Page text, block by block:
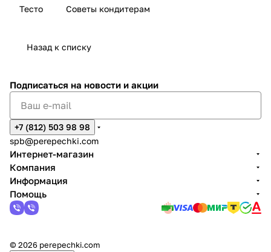
Тесто Советы кондитерам
Назад к списку
Подписаться на новости и акции
+7 (812) 503 98 98
spb@perepechki.com
Интернет-магазин
Компания
Информация
Помощь
© 2026 perepechki.com